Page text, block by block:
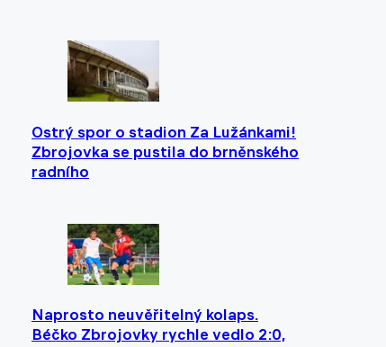
Ostrý spor o stadion Za Lužánkami!
Zbrojovka se pustila do brněnského
radního
Naprosto neuvěřitelný kolaps.
Béčko Zbrojovky rychle vedlo 2:0,